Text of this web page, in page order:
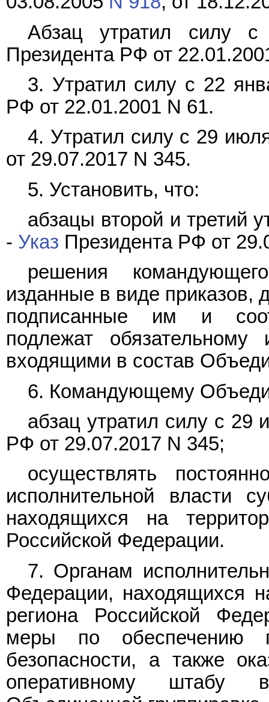
Абзац утратил силу
Президента РФ от
3. Утратил силу с 22
РФ от 22.01.2001 N 61.
4. Утратил силу с 29
от 29.07.2017 N 345.
5. Установить, что:
абзацы второй и третий
- Указ Президента РФ от
решения
изданные в виде приказов,
подписанные им и
подлежат
входящими в состав
6. Командующему
абзац утратил силу с 29
РФ от 29.07.2017 N 345;
осуществлять
исполнительной власти
находящихся на
Российской Федерации.
7. Органам
Федерации, находящихся
региона Российской
меры по обеспечению
безопасности, а также
оперативному штабу